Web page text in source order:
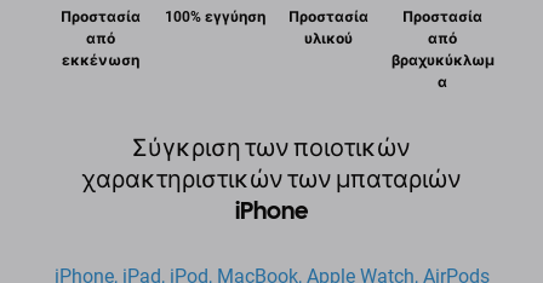
Προστασία
από
εκκένωση
100% εγγύηση
Προστασία
υλικού
Προστασία
από
βραχυκύκλωμ
α
Σύγκριση των ποιοτικών
χαρακτηριστικών των μπαταριών
iPhone
iPhone, iPad, iPod, MacBook, Apple Watch, AirPods